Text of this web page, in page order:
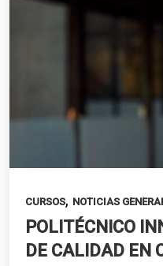
CURSOS, NOTICIAS
POLITÉCNICO
DE CALIDAD EN